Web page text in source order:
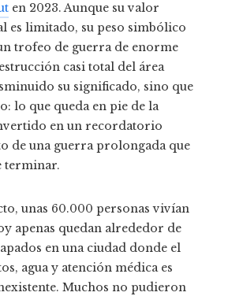
en 2023. Aunque su valor
es limitado, su peso simbólico
trofeo de guerra de enorme
casi total del área
su significado, sino que
lo que queda en pie de la
en un recordatorio
de una guerra prolongada que
terminar.
unas 60.000 personas vivían
apenas quedan alrededor de
en una ciudad donde el
agua y atención médica es
Muchos no pudieron